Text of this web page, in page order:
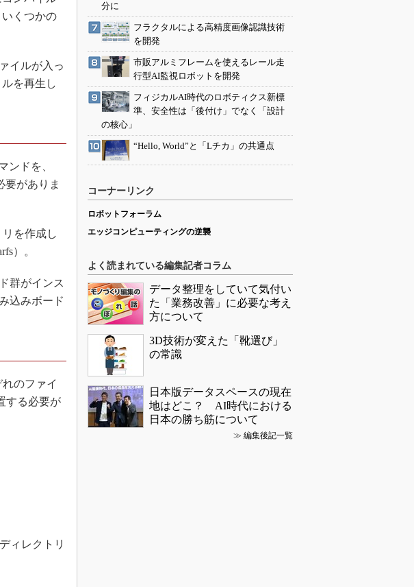
くつかの
イルが入っ
を再生し
ンドを、
要がありま
を作成し
）。
群がインス
込みボード
のファイ
する必要が
ィレクトリ
分に
フラクタルによる高精度画像認識技術
を開発
市販アルミフレームを使えるレール走
行型AI監視ロボットを開発
フィジカルAI時代のロボティクス新標
準、安全性は「後付け」でなく「設計
の核心」
“Hello, World”と「Lチカ」の共通点
コーナーリンク
ロボットフォーラム
エッジコンピューティングの逆襲
よく読まれている編集記者コラム
データ整理をしていて気付い
た「業務改善」に必要な考え
方について
3D技術が変えた「靴選び」
の常識
日本版データスペースの現在
地はどこ？ AI時代における
日本の勝ち筋について
≫ 編集後記一覧